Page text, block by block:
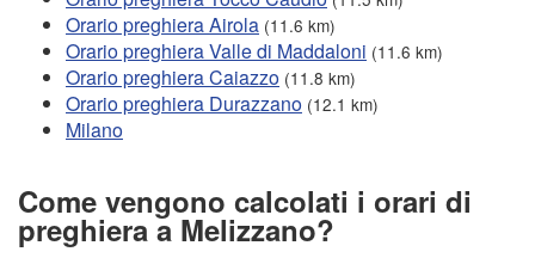
Orario preghiera Airola (11.6 km)
Orario preghiera Valle di Maddaloni (11.6 km)
Orario preghiera Caiazzo (11.8 km)
Orario preghiera Durazzano (12.1 km)
Milano
Come vengono calcolati i orari di
preghiera a Melizzano?